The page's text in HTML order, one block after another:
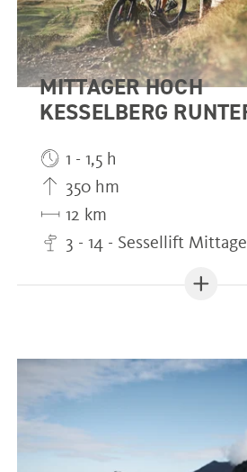
MITTAGER HOCH
KESSELBERG
1 - 1,5 h
350 hm
12 km
3 - 14 - Sessellift